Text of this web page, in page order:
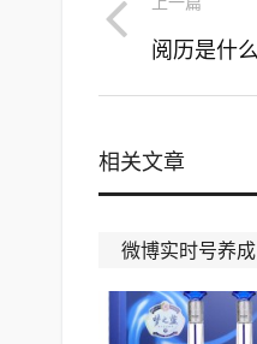
相关文章
微博实时号养成